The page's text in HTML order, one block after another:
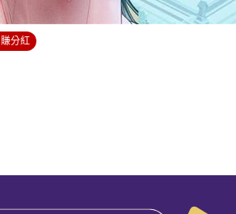
賺分紅